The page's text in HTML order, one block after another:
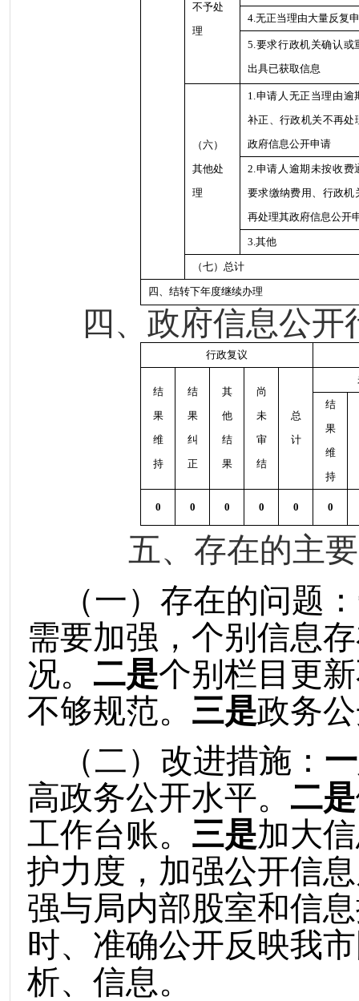
不予处
理
4.无正当理由大量反复
5.要求行政机关确认或
出具已获取信息
（六）
其他处
理
1.申请人无正当理由逾
补正、行政机关不再处
政府信息公开申请
2.申请人逾期未按收费
要求缴纳费用、行政机
再处理其政府信息公开
3.其他
（七）总计
四、结转下年度继续办理
四、政府信息公开
行政复议
结
果
维
持
结
果
纠
正
其
他
结
果
尚
未
审
结
总
计
结
果
维
持
0 0 0 0 0 0
五、存在的主
（一）存在的问题：
需要加强，个别信息
况。 二是个别栏目更
不够规范。 三是政务
（二）改进措施：
高政务公开水平。 二是
工作台账。 三是加大
护力度，加强公开信
强与局内部股室和信
时、准确公开反映我
析、信息。